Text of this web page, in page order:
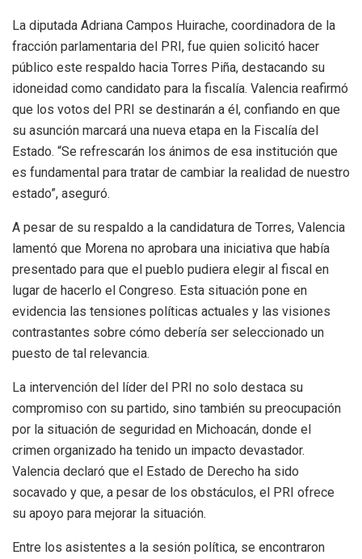
La diputada Adriana Campos Huirache, coordinadora de la
fracción parlamentaria del PRI, fue quien solicitó hacer
público este respaldo hacia Torres Piña, destacando su
idoneidad como candidato para la fiscalía. Valencia reafirmó
que los votos del PRI se destinarán a él, confiando en que
su asunción marcará una nueva etapa en la Fiscalía del
Estado. “Se refrescarán los ánimos de esa institución que
es fundamental para tratar de cambiar la realidad de nuestro
estado”, aseguró.
A pesar de su respaldo a la candidatura de Torres, Valencia
lamentó que Morena no aprobara una iniciativa que había
presentado para que el pueblo pudiera elegir al fiscal en
lugar de hacerlo el Congreso. Esta situación pone en
evidencia las tensiones políticas actuales y las visiones
contrastantes sobre cómo debería ser seleccionado un
puesto de tal relevancia.
La intervención del líder del PRI no solo destaca su
compromiso con su partido, sino también su preocupación
por la situación de seguridad en Michoacán, donde el
crimen organizado ha tenido un impacto devastador.
Valencia declaró que el Estado de Derecho ha sido
socavado y que, a pesar de los obstáculos, el PRI ofrece
su apoyo para mejorar la situación.
Entre los asistentes a la sesión política, se encontraron